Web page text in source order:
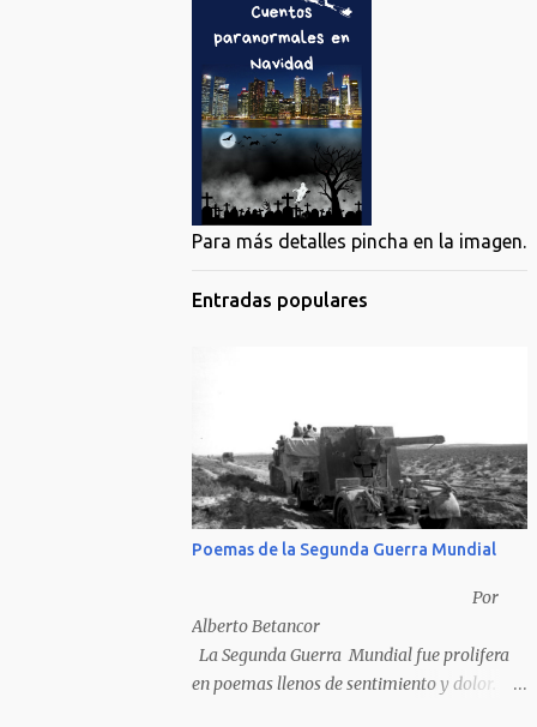
Para más detalles pincha en la imagen.
Entradas populares
Poemas de la Segunda Guerra Mundial
Por
Alberto Betancor
La Segunda Guerra Mundial fue prolifera
en poemas llenos de sentimiento y dolor.